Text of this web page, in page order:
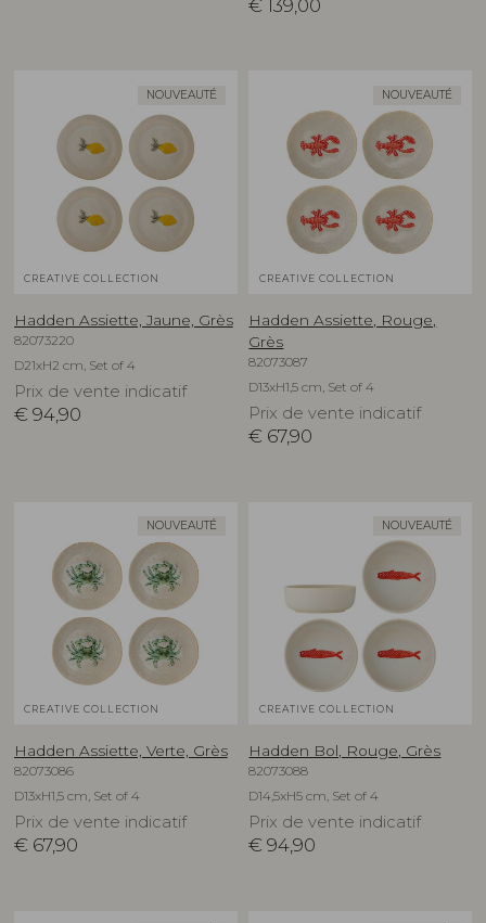
€ 139,00
NOUVEAUTÉ
CREATIVE COLLECTION
Hadden Assiette, Jaune, Grès
82073220
D21xH2 cm, Set of 4
Prix de vente indicatif
€ 94,90
NOUVEAUTÉ
CREATIVE COLLECTION
Hadden Assiette, Rouge,
Grès
82073087
D13xH1,5 cm, Set of 4
Prix de vente indicatif
€ 67,90
NOUVEAUTÉ
CREATIVE COLLECTION
Hadden Assiette, Verte, Grès
82073086
D13xH1,5 cm, Set of 4
Prix de vente indicatif
€ 67,90
NOUVEAUTÉ
CREATIVE COLLECTION
Hadden Bol, Rouge, Grès
82073088
D14,5xH5 cm, Set of 4
Prix de vente indicatif
€ 94,90